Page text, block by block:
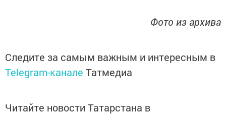
Фото из архива
Следите за самым важным и интересным в
Telegram-канале Татмедиа
Читайте новости Татарстана в